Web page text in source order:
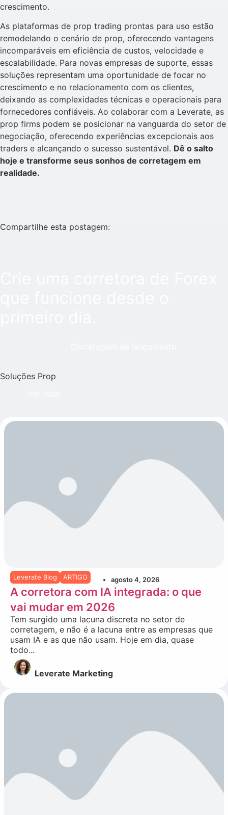
crescimento.
As plataformas de prop trading prontas para uso estão
remodelando o cenário de prop, oferecendo vantagens
incomparáveis em eficiência de custos, velocidade e
escalabilidade. Para novas empresas de suporte, essas
soluções representam uma oportunidade de focar no
crescimento e no relacionamento com os clientes,
deixando as complexidades técnicas e operacionais para
fornecedores confiáveis. Ao colaborar com a Leverate, as
prop firms podem se posicionar na vanguarda do setor de
negociação, oferecendo experiências excepcionais aos
traders e alcançando o sucesso sustentável. Dê o salto
hoje e transforme seus sonhos de corretagem em
realidade.
Compartilhe esta postagem:
Soluções Prop
Leverate Blog ARTIGO agosto 4, 2026
A corretora com IA integrada: o que
vai mudar em 2026
Tem surgido uma lacuna discreta no setor de
corretagem, e não é a lacuna entre as empresas que
usam IA e as que não usam. Hoje em dia, quase
todo...
Leverate Marketing